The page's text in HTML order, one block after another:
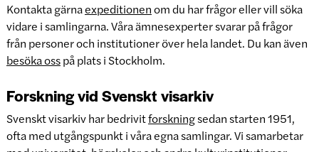
Kontakta gärnaexpeditionenom du har frågor eller vill söka
vidare i samlingarna. Våra ämnesexperter svarar på frågor
från personer och institutioner över hela landet. Du kan även
besöka osspå plats i Stockholm.
Forskning vid Svenskt visarkiv
Svenskt visarkiv har bedrivitforskningsedan starten 1951,
ofta med utgångspunkt i våra egna samlingar. Vi samarbetar